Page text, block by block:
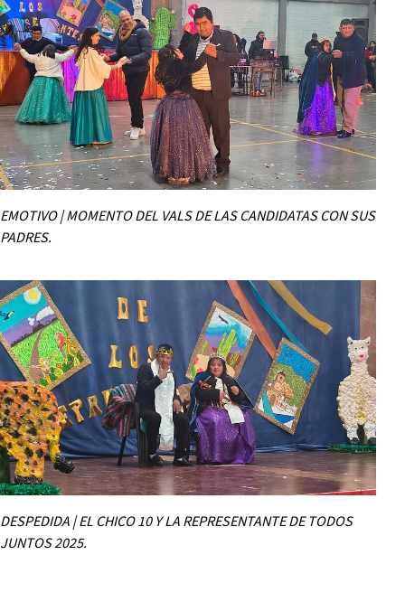
EMOTIVO | MOMENTO DEL VALS DE LAS CANDIDATAS CON SUS
PADRES.
DESPEDIDA | EL CHICO 10 Y LA REPRESENTANTE DE TODOS
JUNTOS 2025.